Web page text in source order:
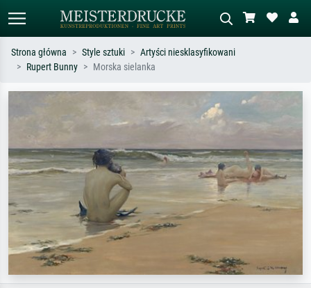
impresjonizm, fala Hokusaia, akt.
Opisz scenę – np. zielona łąka,
abstrakcja z czerwienią, ciemny olej,
stojący akt obok drzewa.
Strona główna Style sztuki
Artyści niesklasyfikowani
Rupert Bunny
Morska sielanka